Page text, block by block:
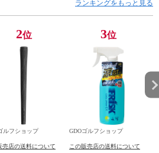
ランキングをもっと見る
2位
ルフショップ
売店の送料について
3位
GDOゴルフショップ
この販売店の送料について